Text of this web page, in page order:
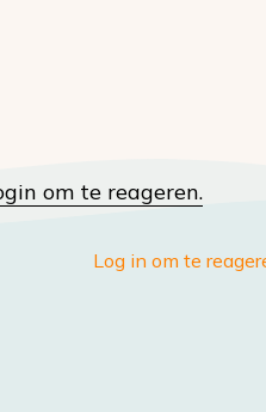
om te reageren.
Log in om te